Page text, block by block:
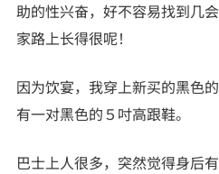
助的性兴奋，好不容易找到几
家路上长得很呢！
因为饮宴，我穿上新买的黑色
有一对黑色的５吋高跟鞋。
巴士上人很多，突然觉得身后